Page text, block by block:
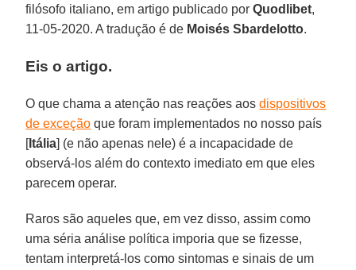
filósofo italiano, em artigo publicado porQuodlibet,
11-05-2020. A tradução é de Moisés Sbardelotto.
Eis o artigo.
O que chama a atenção nas reações aosdispositivos
de exceção que foram implementados no nosso país
[Itália] (e não apenas nele) é a incapacidade de
observá-los além do contexto imediato em que eles
parecem operar.
Raros são aqueles que, em vez disso, assim como
uma séria análise política imporia que se fizesse,
tentam interpretá-los como sintomas e sinais de um